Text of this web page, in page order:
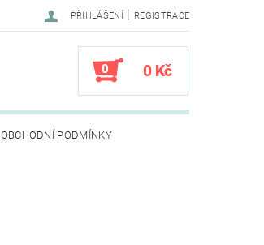
PŘIHLÁŠENÍ | REGISTRACE
0 0 Kč
OBCHODNÍ PODMÍNKY